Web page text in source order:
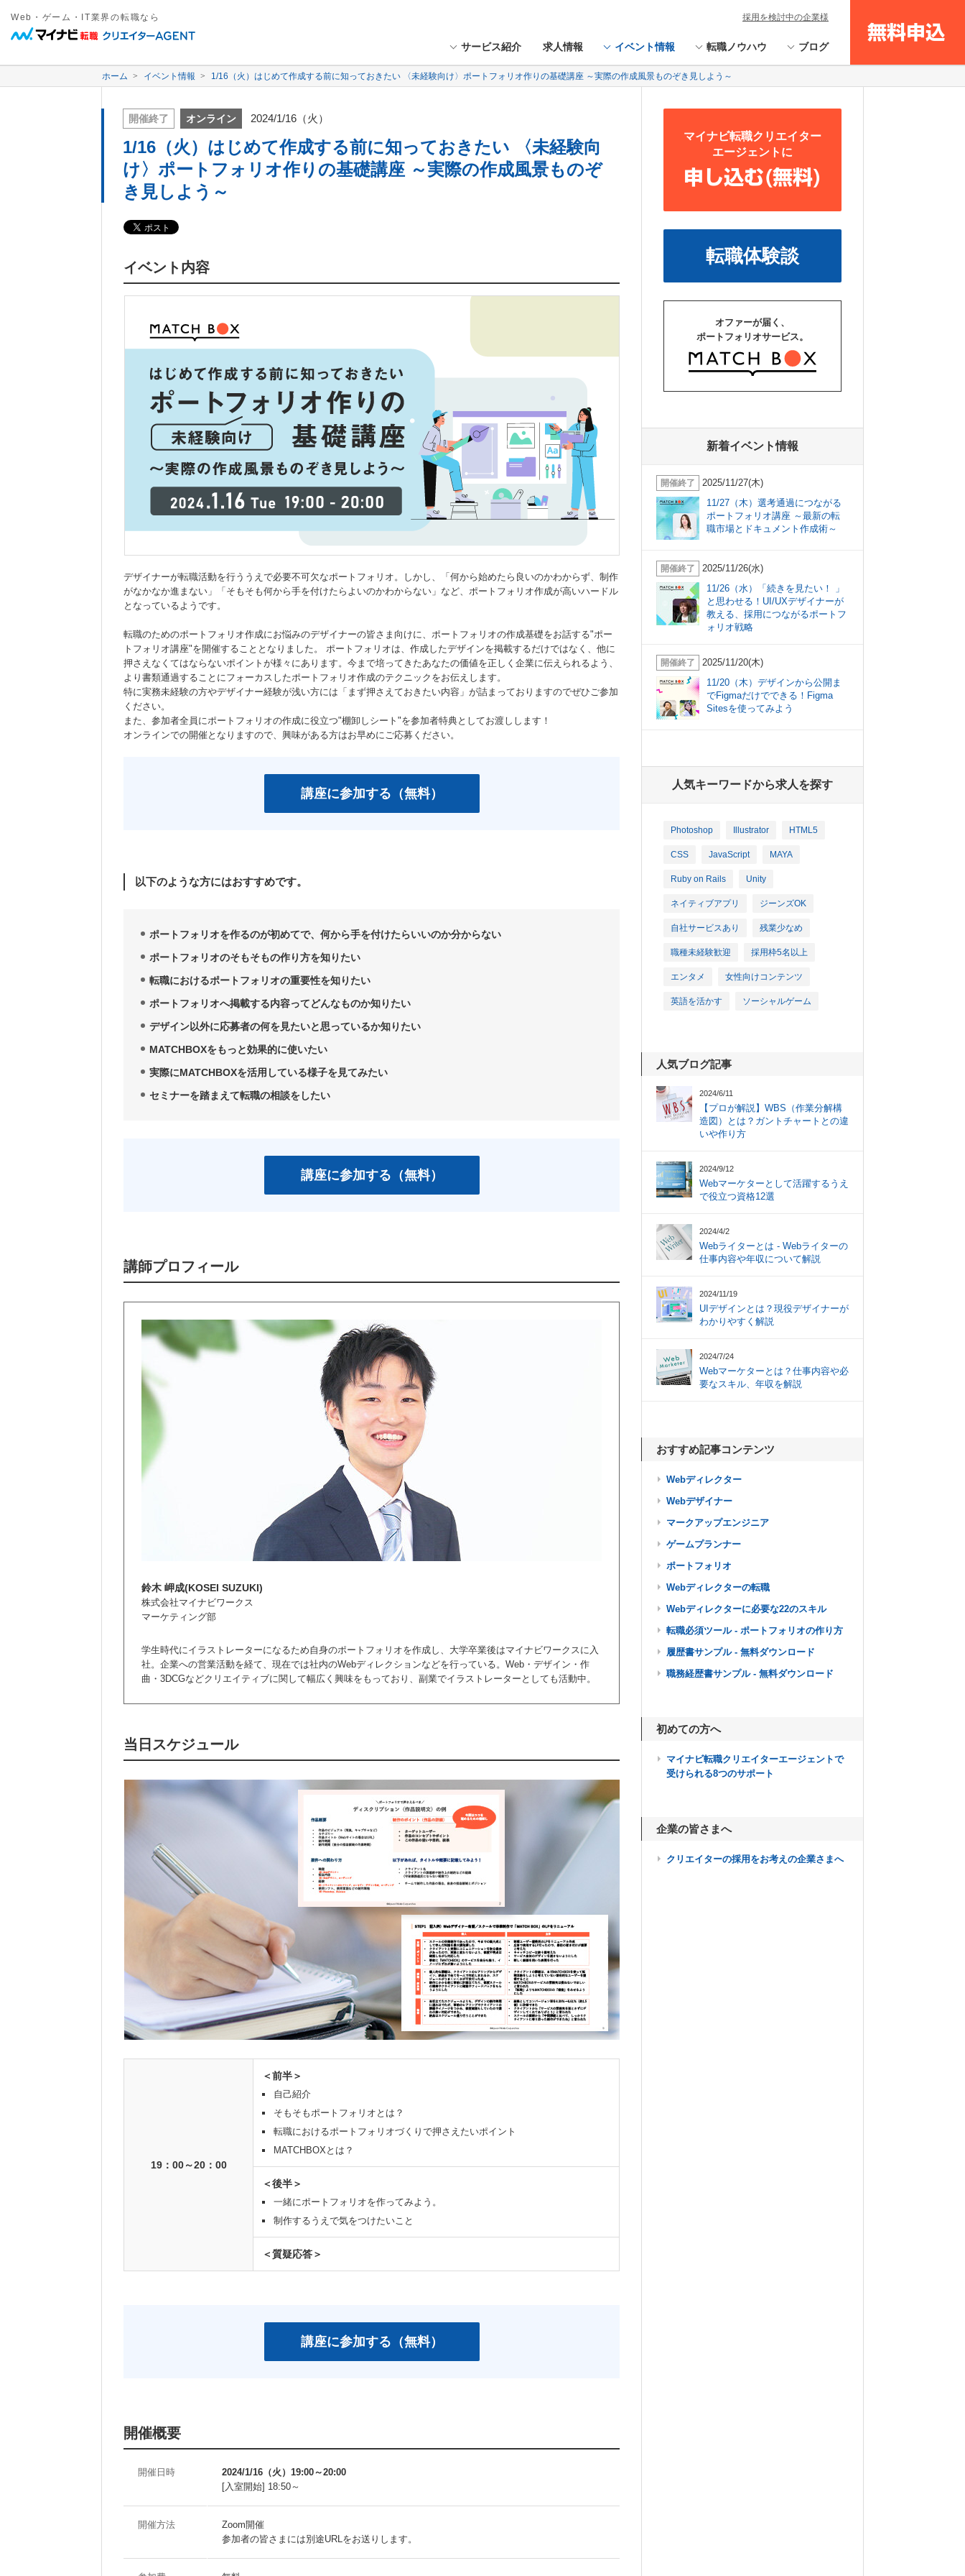
Web・ゲーム・IT業界の転職なら
サービス紹介 求人情報 イベント情報 転職ノウハウ ブログ
無料申込
採用を検討中の企業様
ホーム イベント情報 1/16（火）はじめて作成する前に知っておきたい 〈未経験向け〉ポートフォリオ作りの基礎講座 ～実際の作成風景ものぞき見しよう～
開催終了 オンライン 2024/1/16（火）
1/16（火）はじめて作成する前に知っておきたい 〈未経験向
け〉ポートフォリオ作りの基礎講座 ～実際の作成風景ものぞ
き見しよう～
イベント内容
デザイナーが転職活動を行ううえで必要不可欠なポートフォリオ。しかし、「何から始めたら良いのかわからず、制作
がなかなか進まない」「そもそも何から手を付けたらよいのかわからない」など、ポートフォリオ作成が高いハードル
となっているようです。
転職のためのポートフォリオ作成にお悩みのデザイナーの皆さま向けに、ポートフォリオの作成基礎をお話する"ポー
トフォリオ講座"を開催することとなりました。 ポートフォリオは、作成したデザインを掲載するだけではなく、他に
押さえなくてはならないポイントが様々にあります。今まで培ってきたあなたの価値を正しく企業に伝えられるよう、
より書類通過することにフォーカスしたポートフォリオ作成のテクニックをお伝えします。
特に実務未経験の方やデザイナー経験が浅い方には「まず押さえておきたい内容」が詰まっておりますのでぜひご参加
ください。
また、参加者全員にポートフォリオの作成に役立つ"棚卸しシート"を参加者特典としてお渡しします！
オンラインでの開催となりますので、興味がある方はお早めにご応募ください。
講座に参加する（無料）
以下のような方にはおすすめです。
ポートフォリオを作るのが初めてで、何から手を付けたらいいのか分からない
ポートフォリオのそもそもの作り方を知りたい
転職におけるポートフォリオの重要性を知りたい
ポートフォリオへ掲載する内容ってどんなものか知りたい
デザイン以外に応募者の何を見たいと思っているか知りたい
MATCHBOXをもっと効果的に使いたい
実際にMATCHBOXを活用している様子を見てみたい
セミナーを踏まえて転職の相談をしたい
講座に参加する（無料）
講師プロフィール
鈴木 岬成(KOSEI SUZUKI)
株式会社マイナビワークス
マーケティング部
学生時代にイラストレーターになるため自身のポートフォリオを作成し、大学卒業後はマイナビワークスに入
社。企業への営業活動を経て、現在では社内のWebディレクションなどを行っている。Web・デザイン・作
曲・3DCGなどクリエイティブに関して幅広く興味をもっており、副業でイラストレーターとしても活動中。
当日スケジュール
19：00～20：00
＜前半＞
自己紹介
そもそもポートフォリオとは？
転職におけるポートフォリオづくりで押さえたいポイント
MATCHBOXとは？
＜後半＞
一緒にポートフォリオを作ってみよう。
制作するうえで気をつけたいこと
＜質疑応答＞
開催概要
開催日時
2024/1/16（火）19:00～20:00
[入室開始] 18:50～
開催方法
Zoom開催
参加者の皆さまには別途URLをお送りします。
マイナビ転職クリエイター
エージェントに
申し込む(無料)
転職体験談
オファーが届く、
ポートフォリオサービス。
新着イベント情報
開催終了
2025/11/27(木)
11/27（木）選考通過につながる
ポートフォリオ講座 ～最新の転
職市場とドキュメント作成術～
開催終了
2025/11/26(水)
11/26（水）「続きを見たい！ 」
と思わせる！UI/UXデザイナーが
教える、採用につながるポートフ
ォリオ戦略
開催終了
2025/11/20(木)
11/20（木）デザインから公開ま
でFigmaだけでできる！Figma
Sitesを使ってみよう
人気キーワードから求人を探す
Photoshop Illustrator HTML5
CSS JavaScript MAYA
Ruby on Rails Unity
ネイティブアプリ ジーンズOK
自社サービスあり 残業少なめ
職種未経験歓迎 採用枠5名以上
エンタメ 女性向けコンテンツ
英語を活かす ソーシャルゲーム
人気ブログ記事
2024/6/11
【プロが解説】WBS（作業分解構
造図）とは？ガントチャートとの違
いや作り方
2024/9/12
Webマーケターとして活躍するうえ
で役立つ資格12選
2024/4/2
Webライターとは - Webライターの
仕事内容や年収について解説
2024/11/19
UIデザインとは？現役デザイナーが
わかりやすく解説
2024/7/24
Webマーケターとは？仕事内容や必
要なスキル、年収を解説
おすすめ記事コンテンツ
Webディレクター
Webデザイナー
マークアップエンジニア
ゲームプランナー
ポートフォリオ
Webディレクターの転職
Webディレクターに必要な22のスキル
転職必須ツール - ポートフォリオの作り方
履歴書サンプル - 無料ダウンロード
職務経歴書サンプル - 無料ダウンロード
初めての方へ
マイナビ転職クリエイターエージェントで
受けられる8つのサポート
企業の皆さまへ
クリエイターの採用をお考えの企業さまへ